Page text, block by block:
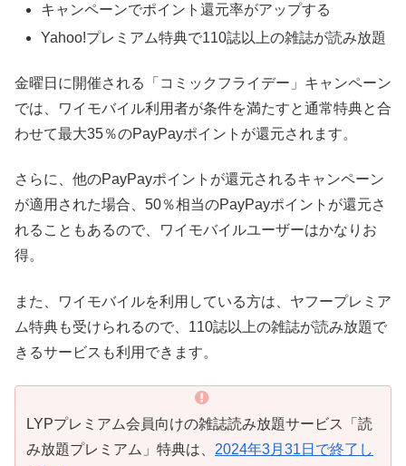
キャンペーンでポイント還元率がアップする
Yahoo!プレミアム特典で110誌以上の雑誌が読み放題
金曜日に開催される「コミックフライデー」キャンペーン
では、ワイモバイル利用者が条件を満たすと通常特典と合
わせて最大35％のPayPayポイントが還元されます。
さらに、他のPayPayポイントが還元されるキャンペーン
が適用された場合、50％相当のPayPayポイントが還元さ
れることもあるので、ワイモバイルユーザーはかなりお
得。
また、ワイモバイルを利用している方は、ヤフープレミア
ム特典も受けられるので、110誌以上の雑誌が読み放題で
きるサービスも利用できます。
LYPプレミアム会員向けの雑誌読み放題サービス「読
み放題プレミアム」特典は、 2024年3月31日で終了し